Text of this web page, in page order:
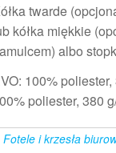
twarde
kółka miękkie
albo
100%
poliester, 380
Fotele i krzesła